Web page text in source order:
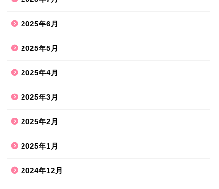
2025年6月
2025年5月
2025年4月
2025年3月
2025年2月
2025年1月
2024年12月